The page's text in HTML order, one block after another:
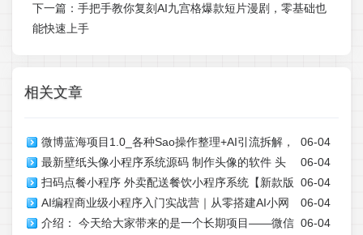
下一篇： 手把手教你复刻AI九宫格爆款短片漫剧，零基础也
能快速上手
相关文章
06-04
微博蓝海项目1.0_各种Sao操作整理+AI引流拆解，
喂饭级教学
06-04
最新壁纸头像小程序系统源码 制作头像的软件 头
像壁纸软件 带流量主
06-04
扫码点餐小程序 外卖配送餐饮小程序系统【新款版
本】
06-04
AI编程商业级小程序入门实战营｜从零搭建AI小网
站+小程序，掌握商业级开发方法
06-04
介绍： 今天给大家带来的是一个长期项目——微信